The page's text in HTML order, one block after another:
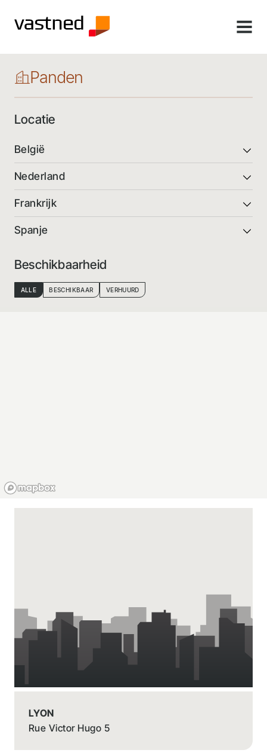
MENU
Panden
Locatie
België
Nederland
Frankrijk
Spanje
Beschikbaarheid
ALLE BESCHIKBAAR VERHUURD
LYON
Rue Victor Hugo 5